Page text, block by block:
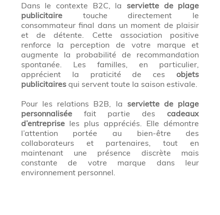
Dans le contexte B2C, la serviette de plage
publicitairetouche directement le
consommateur final dans un moment de plaisir
et de détente. Cette association positive
renforce la perception de votre marque et
augmente la probabilité de recommandation
spontanée. Les familles, en particulier,
apprécient la praticité de cesobjets
publicitairesqui servent toute la saison estivale.
Pour les relations B2B, la serviette de plage
personnaliséefait partie descadeaux
d’entrepriseles plus appréciés. Elle démontre
l’attention portée au bien-être des
collaborateurs et partenaires, tout en
maintenant une présence discrète mais
constante de votre marque dans leur
environnement personnel.